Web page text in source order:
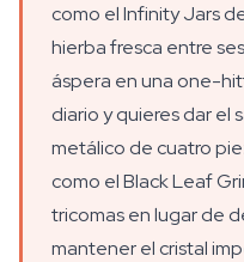
como el Infinity Jars
hierba fresca entre
áspera en una one-
diario y quieres dar el
metálico de cuatro
como el Black Leaf
tricomas en lugar de
mantener el cristal